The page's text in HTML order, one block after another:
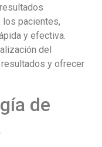
los pacientes,
y efectiva.
del
y ofrecer
de